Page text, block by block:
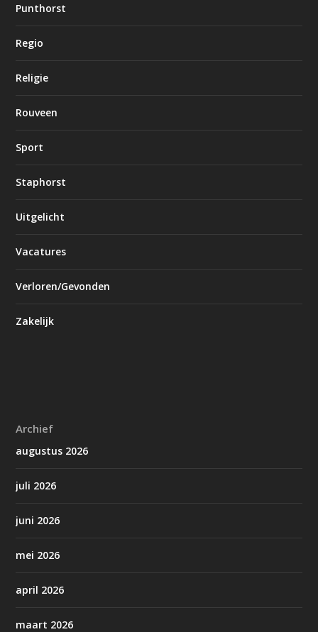
Punthorst
Regio
Religie
Rouveen
Sport
Staphorst
Uitgelicht
Vacatures
Verloren/Gevonden
Zakelijk
Archief
augustus 2026
juli 2026
juni 2026
mei 2026
april 2026
maart 2026